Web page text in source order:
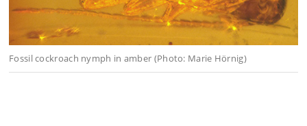
Fossil cockroach nymph in amber (Photo: Marie Hörnig)